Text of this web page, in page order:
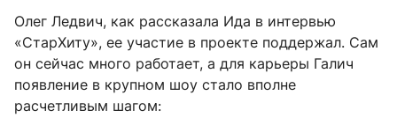
Олег Ледвич, как рассказала Ида в интервью
«СтарХиту», ее участие в проекте поддержал. Сам
он сейчас много работает, а для карьеры Галич
появление в крупном шоу стало вполне
расчетливым шагом: